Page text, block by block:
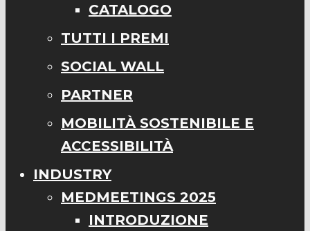
CATALOGO
TUTTI I PREMI
SOCIAL WALL
PARTNER
MOBILITÀ SOSTENIBILE E
ACCESSIBILITÀ
INDUSTRY
MEDMEETINGS 2025
INTRODUZIONE